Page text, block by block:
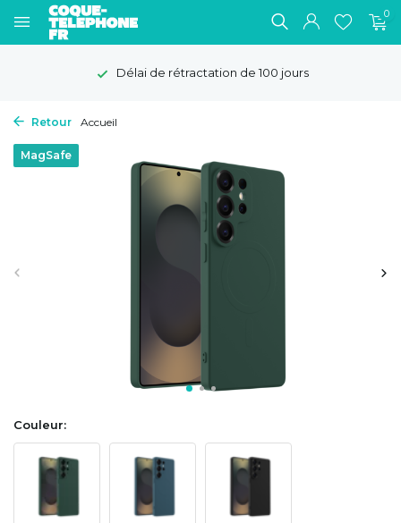
0
Délai de rétractation de 100 jours
Retour Accueil
MagSafe
Couleur: